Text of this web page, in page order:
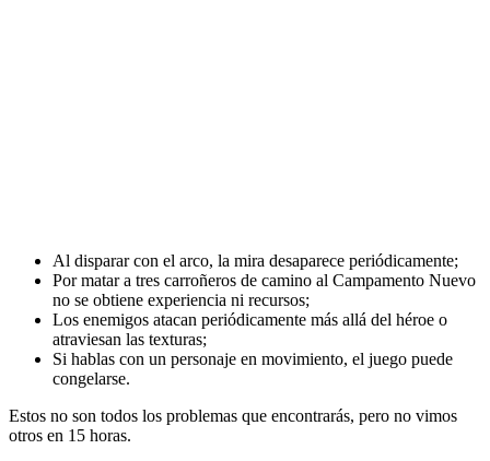
Al disparar con el arco, la mira desaparece periódicamente;
Por matar a tres carroñeros de camino al Campamento Nuevo
no se obtiene experiencia ni recursos;
Los enemigos atacan periódicamente más allá del héroe o
atraviesan las texturas;
Si hablas con un personaje en movimiento, el juego puede
congelarse.
Estos no son todos los problemas que encontrarás, pero no vimos
otros en 15 horas.